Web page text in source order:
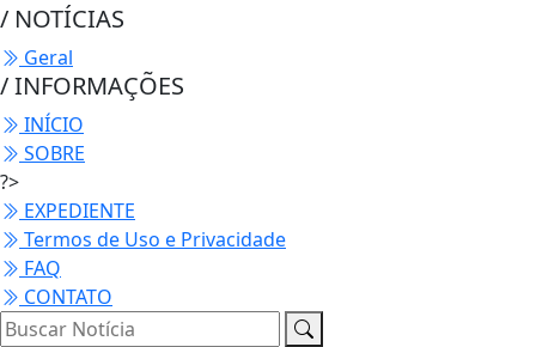
/ NOTÍCIAS
Geral
/ INFORMAÇÕES
INÍCIO
SOBRE
?>
EXPEDIENTE
Termos de Uso e Privacidade
FAQ
CONTATO